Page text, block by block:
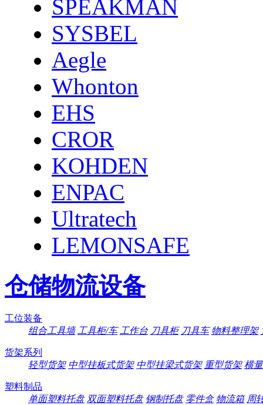
SPEAKMAN
SYSBEL
Aegle
Whonton
EHS
CROR
KOHDEN
ENPAC
Ultratech
LEMONSAFE
仓储物流设备
工位装备
组合工具墙 工具柜/车 工作台 刀具柜 刀具车 物料整理架
货架系列
轻型货架 中型挂板式货架 中型挂梁式货架 重型货架 横
塑料制品
单面塑料托盘 双面塑料托盘 钢制托盘 零件盒 物流箱 周